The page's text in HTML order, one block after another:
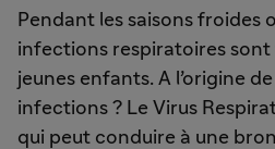
Pendant les saisons froides
infections respiratoires sont
jeunes enfants. A l’origine
infections ? Le Virus
qui peut conduire à une